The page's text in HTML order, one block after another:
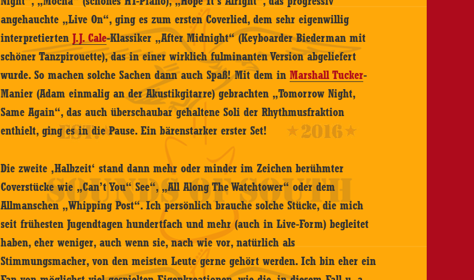
angehauchte „Live On“, ging es zum ersten Coverlied, dem sehr eigenwillig
interpretiertenJ.J. Cale-Klassiker „After Midnight“ (Keyboarder Biederman mit
schöner Tanzpirouette), das in einer wirklich fulminanten Version abgeliefert
wurde. So machen solche Sachen dann auch Spaß! Mit dem inMarshall Tucker-
Manier (Adam einmalig an der Akustikgitarre) gebrachten „Tomorrow Night,
Same Again“, das auch überschaubar gehaltene Soli der Rhythmusfraktion
enthielt, ging es in die Pause. Ein bärenstarker erster Set!
Die zweite ‚Halbzeit‘ stand dann mehr oder minder im Zeichen berühmter
Coverstücke wie „Can’t You“ See“, „All Along The Watchtower“ oder dem
Allmanschen „Whipping Post“. Ich persönlich brauche solche Stücke, die mich
seit frühesten Jugendtagen hundertfach und mehr (auch in Live-Form) begleitet
haben, eher weniger, auch wenn sie, nach wie vor, natürlich als
Stimmungsmacher, von den meisten Leute gerne gehört werden. Ich bin eher ein